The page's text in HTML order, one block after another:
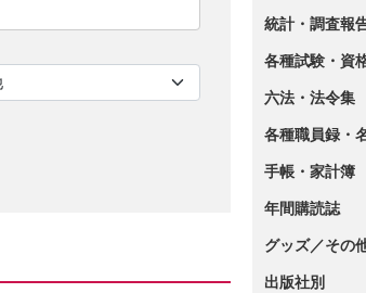
統計・調査報
各種試験・資
六法・法令集
各種職員録・
手帳・家計簿
年間購読誌
グッズ／その
出版社別